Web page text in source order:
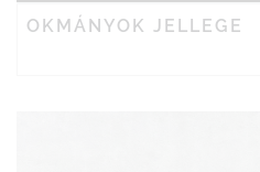
OKMÁNYOK JELLEGE